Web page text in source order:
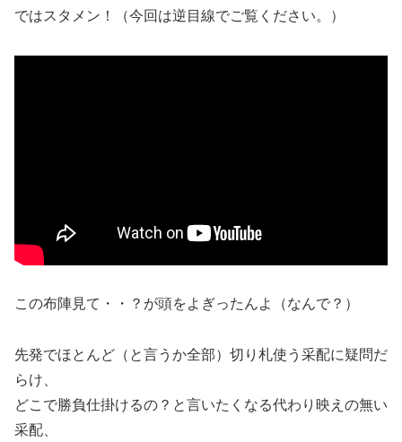
ではスタメン！（今回は逆目線でご覧ください。）
この布陣見て・・？が頭をよぎったんよ（なんで？）
先発でほとんど（と言うか全部）切り札使う采配に疑問だ
らけ、
どこで勝負仕掛けるの？と言いたくなる代わり映えの無い
采配、